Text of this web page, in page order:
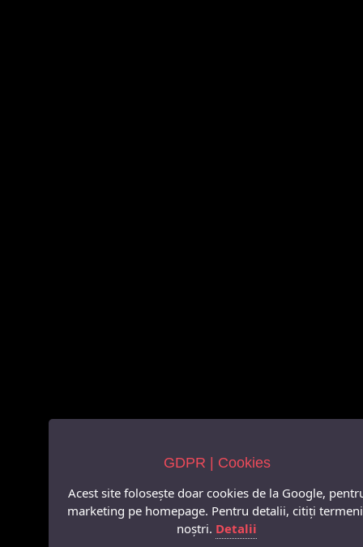
GDPR | Cookies
Acest site folosește doar cookies de la Google,
marketing pe homepage. Pentru detalii, citiți
noștri. Detalii